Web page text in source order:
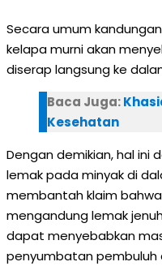
Secara umum
kelapa murni akan
diserap langsung ke
Baca Juga:
Kesehatan
Dengan demikian, hal
lemak pada minyak di
membantah klaim
mengandung lemak
dapat menyebabkan
penyumbatan pembuluh